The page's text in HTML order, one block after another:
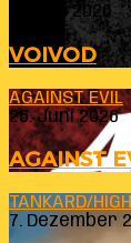
23. Juli 2026
VOIVOD
AGAINST EVIL
26. Juni 2026
AGAINST
TANKARD/
7. Dezember